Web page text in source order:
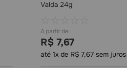
Valda 24g
R$ 7,67
até 1x de R$ 7,67sem juros